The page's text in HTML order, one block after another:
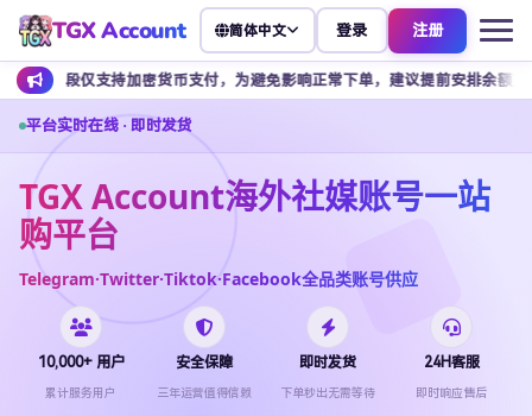
TGX Account 简体中文 登录 注册
货币支付，为避免影响正常下单，建议提前安排余额充值。
平台实时在线 · 即时发货
TGX Account海外社媒账号一站
购平台
Telegram·Twitter·Tiktok·Facebook全品类账号供应
10,000+ 用户
累计服务用户
安全保障
三年运营值得信赖
即时发货
下单秒出无需等待
24H客服
即时响应售后